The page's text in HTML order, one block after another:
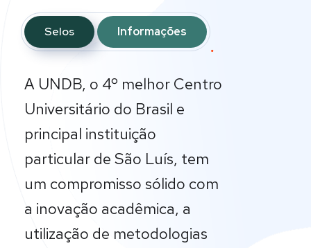
Selos Informações
A UNDB, o 4º melhor Centro
Universitário do Brasil e
principal instituição
particular de São Luís, tem
um compromisso sólido com
a inovação acadêmica, a
utilização de metodologias